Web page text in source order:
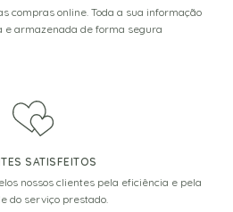
compras online. Toda a sua informação
e armazenada de forma segura
SATISFEITOS
nossos clientes pela eficiência e pela
do serviço prestado.